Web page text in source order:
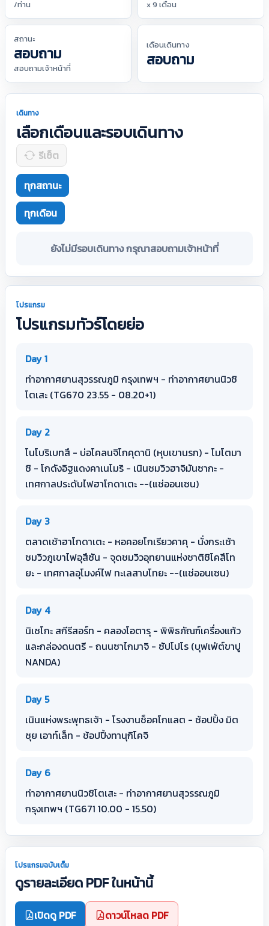
/ท่าน x 9 เดือน
สถานะ
สอบถาม
สอบถามเจ้าหน้าที่
เดือนเดินทาง
สอบถาม
เดินทาง
เลือกเดือนและรอบเดินทาง
รีเซ็ต
ทุกสถานะ
ทุกเดือน
ยังไม่มีรอบเดินทาง กรุณาสอบถามเจ้าหน้าที่
โปรแกรม
โปรแกรมทัวร์โดยย่อ
Day 1
ท่าอากาศยานสุวรรณภูมิ กรุงเทพฯ - ท่าอากาศยานนิวชิ
โตเสะ (TG670 23.55 - 08.20+1)
Day 2
โนโบริเบทสึ - บ่อโคลนจิโกคุดานิ (หุบเขานรก) - โมโตมา
ชิ - โกดังอิฐแดงคาเนโมริ - เนินชมวิวฮาจิมันซากะ -
เทศกาลประดับไฟฮาโกดาเตะ --(แช่ออนเซน)
Day 3
ตลาดเช้าฮาโกดาเตะ - หอคอยโกเรียวคาคุ - นั่งกระเช้า
ชมวิวภูเขาไฟอุสึซัน - จุดชมวิวอุทยานแห่งชาติชิโคสึโท
ยะ - เทศกาลอุโมงค์ไฟ ทะเลสาบโทยะ --(แช่ออนเซน)
Day 4
นิเซโกะ สกีรีสอร์ท - คลองโอตารุ - พิพิธภัณฑ์เครื่องแก้ว
และกล่องดนตรี - ถนนซาไกมาจิ - ซัปโปโร (บุฟเฟ่ต์ขาปู
NANDA)
Day 5
เนินแห่งพระพุทธเจ้า - โรงงานช็อคโกแลต - ช้อปปิ้ง มิต
ซุย เอาท์เล็ท - ช้อปปิ้งทานุกิโคจิ
Day 6
ท่าอากาศยานนิวชิโตเสะ - ท่าอากาศยานสุวรรณภูมิ
กรุงเทพฯ (TG671 10.00 - 15.50)
โปรแกรมฉบับเต็ม
ดูรายละเอียด PDF ในหน้านี้
เปิดดู PDF ดาวน์โหลด PDF